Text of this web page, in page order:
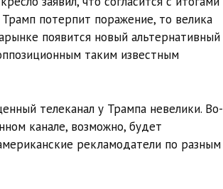
потерпит поражение, то велика
появится новый альтернативный
таким известным
телеканал у Трампа невелики. Во-
канале, возможно, будет
рекламодатели по разным